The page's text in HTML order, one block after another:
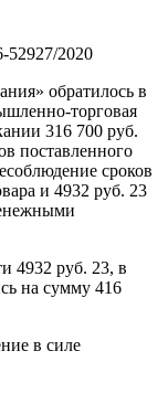
2020
обратилось в
торговая
316 700 руб.
поставленного
сроков
и 4932 руб. 23
4932 руб. 23, в
на сумму 416
в силе